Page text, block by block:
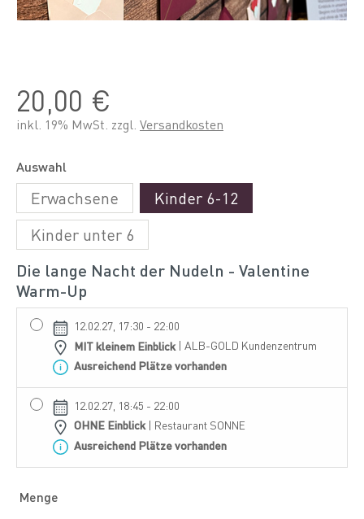
20,00 €
inkl. 19% MwSt. zzgl. Versandkosten
Auswahl
Erwachsene
Kinder 6-12
Kinder unter 6
Die lange Nacht der Nudeln - Valentine
Warm-Up
12.02.27, 17:30 - 22:00
MIT kleinem Einblick| ALB-GOLD Kundenzentrum
Ausreichend Plätze vorhanden
12.02.27, 18:45 - 22:00
OHNE Einblick| Restaurant SONNE
Ausreichend Plätze vorhanden
Menge